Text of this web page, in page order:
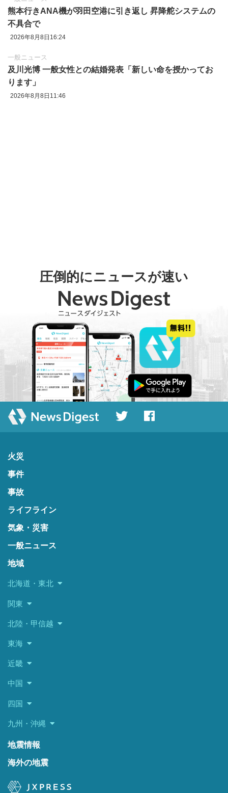
熊本行きANA機が羽田空港に引き返し 昇降舵システムの
不具合で
2026年8月8日16:24
一般ニュース
及川光博 一般女性との結婚発表「新しい命を授かってお
ります」
2026年8月8日11:46
圧倒的にニュースが速い
火災
事件
事故
ライフライン
気象・災害
一般ニュース
地域
北海道・東北
関東
北陸・甲信越
東海
近畿
中国
四国
九州・沖縄
地震情報
海外の地震